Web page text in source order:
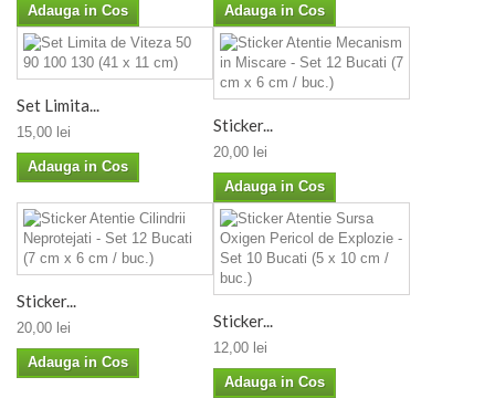
Adauga in Cos Adauga in Cos
Set Limita...
15,00 lei
Adauga in Cos
Sticker...
20,00 lei
Adauga in Cos
Sticker...
20,00 lei
Adauga in Cos
Sticker...
12,00 lei
Adauga in Cos